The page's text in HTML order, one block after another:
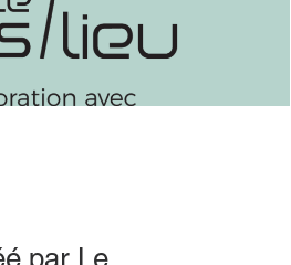
par Le